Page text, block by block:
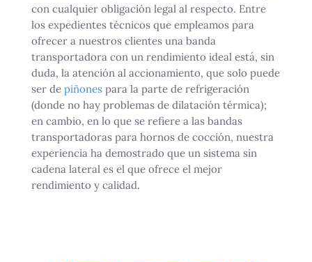
con cualquier obligación legal al respecto. Entre
los expedientes técnicos que empleamos para
ofrecer a nuestros clientes una banda
transportadora con un rendimiento ideal está, sin
duda, la atención al accionamiento, que solo puede
ser de piñones para la parte de refrigeración
(donde no hay problemas de dilatación térmica);
en cambio, en lo que se refiere a las bandas
transportadoras para hornos de cocción, nuestra
experiencia ha demostrado que un sistema sin
cadena lateral es el que ofrece el mejor
rendimiento y calidad.